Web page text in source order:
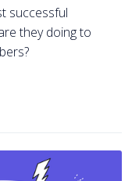
successful
they doing to